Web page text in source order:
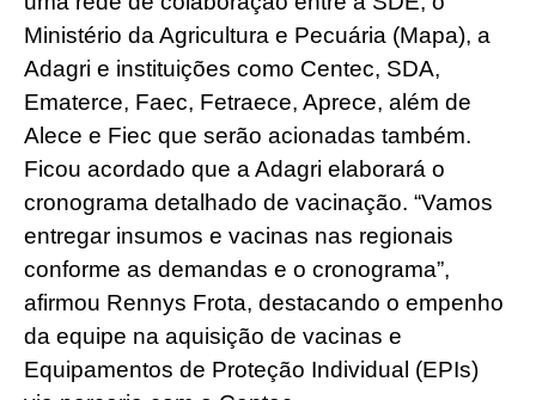
Ministério da Agricultura e Pecuária (Mapa), a
Adagri e instituições como Centec, SDA,
Ematerce, Faec, Fetraece, Aprece, além de
Alece e Fiec que serão acionadas também.
Ficou acordado que a Adagri elaborará o
cronograma detalhado de vacinação. “Vamos
entregar insumos e vacinas nas regionais
conforme as demandas e o cronograma”,
afirmou Rennys Frota, destacando o empenho
da equipe na aquisição de vacinas e
Equipamentos de Proteção Individual (EPIs)